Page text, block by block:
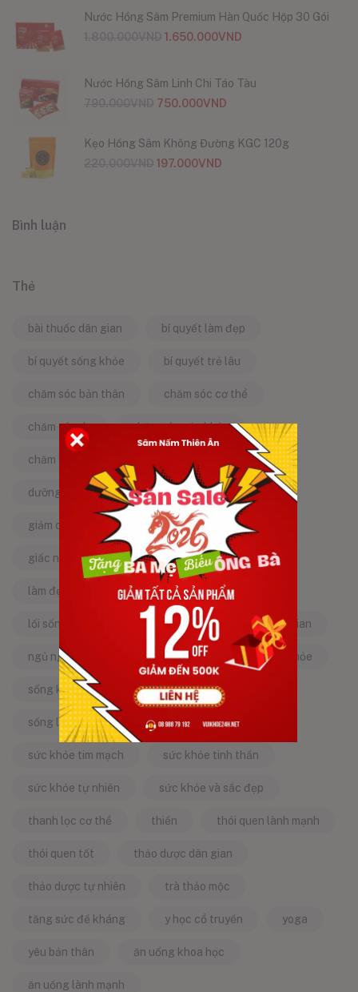
Nước Hồng Sâm Premium Hàn Quốc Hộp 30 Gói
1.650.000VND
Nước Hồng Sâm Linh Chi Táo Tàu
750.000VND
Kẹo Hồng Sâm Không Đường KGC 120g
197.000VND
Bình luận
Thẻ
bài thuốc dân gian bí quyết làm đẹp
bí quyết sống khỏe bí quyết trẻ lâu
chăm sóc bản thân chăm sóc cơ thể
chăm sóc da chăm sóc sức khỏe
chăm sóc sức khỏe tự nhiên chống lão hóa
dưỡng da tự nhiên dưỡng sinh
giảm căng thẳng giảm stress
giấc ngủ ngon kinh nghiệm dân gian
làm đẹp từ bên trong làm đẹp tự nhiên
lối sống lành mạnh mật ong mẹo dân gian
ngủ ngon năng lượng tích cực sống khỏe
sống khỏe mỗi ngày sống khỏe đẹp
sống lành mạnh sống tích cực
sức khỏe tim mạch sức khỏe tinh thần
sức khỏe tự nhiên sức khỏe và sắc đẹp
thanh lọc cơ thể thiền thói quen lành mạnh
thói quen tốt thảo dược dân gian
thảo dược tự nhiên trà thảo mộc
tăng sức đề kháng y học cổ truyền yoga
yêu bản thân ăn uống khoa học
ăn uống lành mạnh